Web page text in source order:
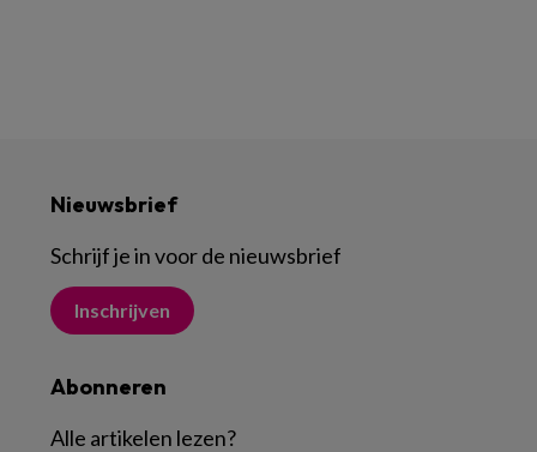
Nieuwsbrief
Schrijf je in voor de nieuwsbrief
Inschrijven
Abonneren
Alle artikelen lezen?